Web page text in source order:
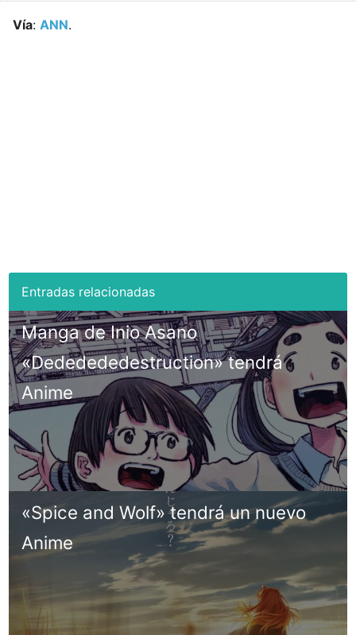
Vía: ANN.
Manga de Inio Asano
«Dededededestruction» tendrá
Anime
«Spice and Wolf» tendrá un nuevo
Anime